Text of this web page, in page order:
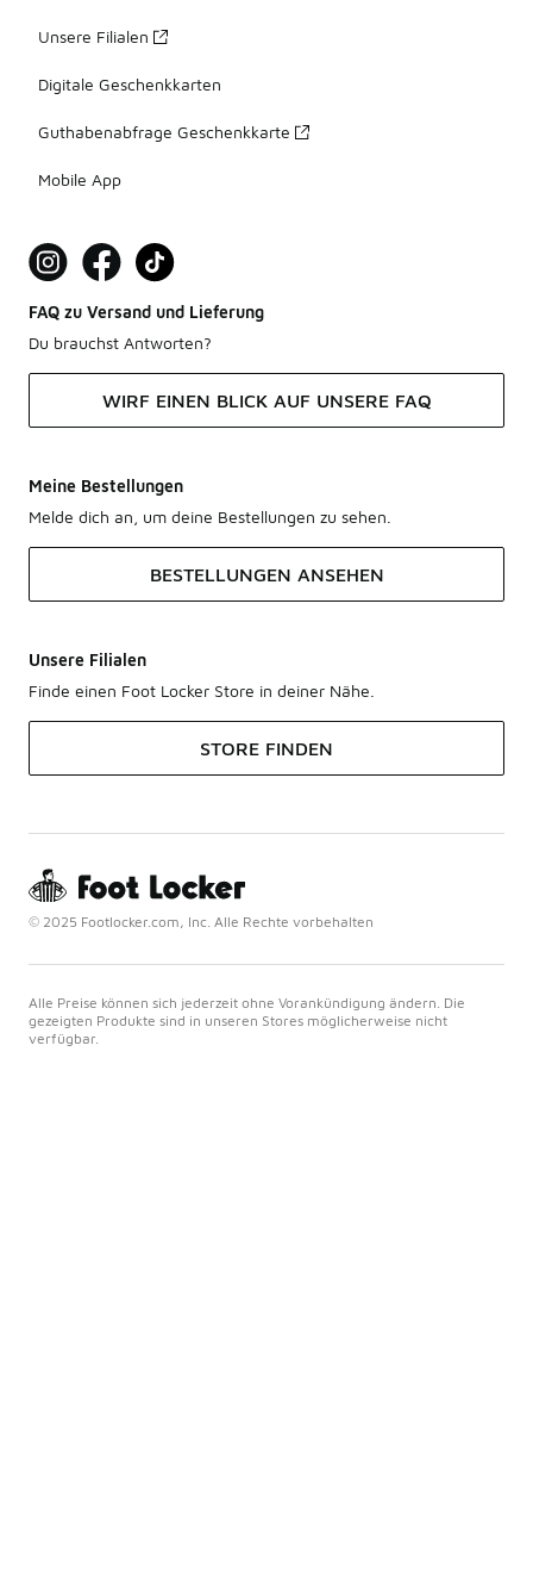
Unsere Filialen
Digitale Geschenkkarten
Guthabenabfrage Geschenkkarte
Mobile App
FAQ zu Versand und Lieferung
Du brauchst Antworten?
WIRF EINEN BLICK AUF UNSERE FAQ
Meine Bestellungen
Melde dich an, um deine Bestellungen zu sehen.
BESTELLUNGEN ANSEHEN
Unsere Filialen
Finde einen Foot Locker Store in deiner Nähe.
STORE FINDEN
© 2025 Footlocker.com, Inc. Alle Rechte vorbehalten
Alle Preise können sich jederzeit ohne Vorankündigung ändern. Die
gezeigten Produkte sind in unseren Stores möglicherweise nicht
verfügbar.